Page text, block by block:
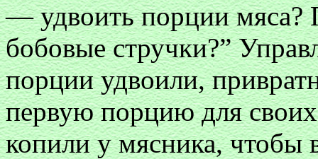
— удвоить порции мяса?
бобовые стручки?”
порции удвоили,
первую порцию для
копили у мясника, чтобы